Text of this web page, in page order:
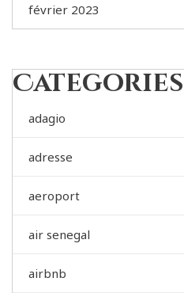
février 2023
Categories
adagio
adresse
aeroport
air senegal
airbnb